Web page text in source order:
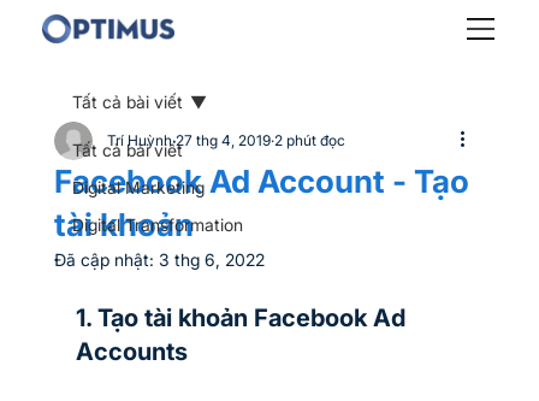
Tất cả bài viết
Digital Marketing
Digital Transformation
Tất cả bài viết
Facebook Ad Account - Tạo
tài khoản
Trí Huỳnh 27 thg 4, 2019 2 phút đọc
Đã cập nhật: 3 thg 6, 2022
1. Tạo tài khoản Facebook Ad
Accounts